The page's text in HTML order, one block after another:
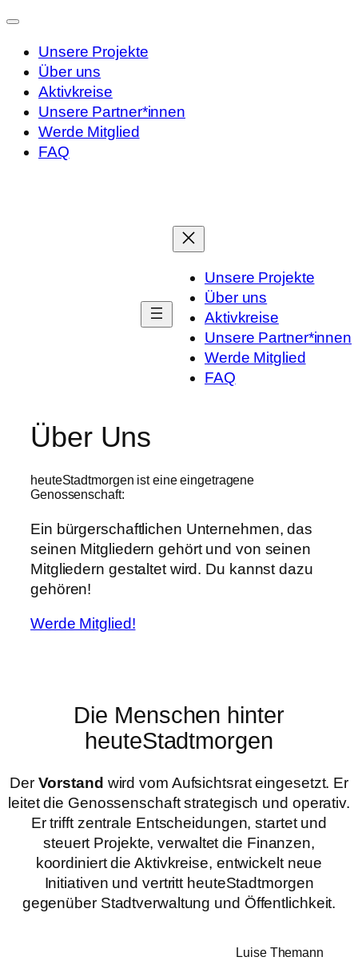
Unsere Projekte
Über uns
Aktivkreise
Unsere Partner*innen
Werde Mitglied
FAQ
Unsere Projekte
Über uns
Aktivkreise
Unsere Partner*innen
Werde Mitglied
FAQ
Über Uns
heuteStadtmorgen ist eine eingetragene
Genossenschaft:
Ein bürgerschaftlichen Unternehmen, das
seinen Mitgliedern gehört und von seinen
Mitgliedern gestaltet wird. Du kannst dazu
gehören!
Werde Mitglied!
Die Menschen hinter
heuteStadtmorgen
Der Vorstand wird vom Aufsichtsrat eingesetzt. Er
leitet die Genossenschaft strategisch und operativ.
Er trifft zentrale Entscheidungen, startet und
steuert Projekte, verwaltet die Finanzen,
koordiniert die Aktivkreise, entwickelt neue
Initiativen und vertritt heuteStadtmorgen
gegenüber Stadtverwaltung und Öffentlichkeit.
Luise Themann